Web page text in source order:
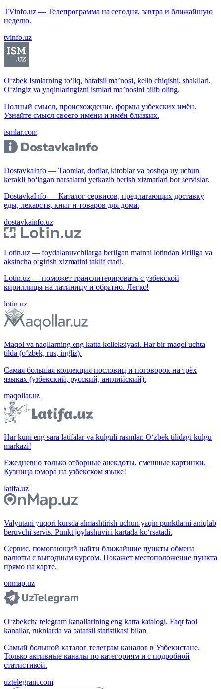
TVinfo.uz — Телепрограмма на сегодня, завтра и ближайшую
неделю.
tvinfo.uz
O‘zbek Ismlarning to‘liq, batafsil ma’nosi, kelib chiqishi, shakllari.
O‘zingiz va yaqinlaringizni ismlari ma’nosini bilib oling.
Полный смысл, происхождение, формы узбекских имён.
Узнайте смысл своего имени и имён близких.
ismlar.com
DostavkaInfo — Taomlar, dorilar, kitoblar va boshqa uy uchun
kerakli bo‘lagan narsalarni yetkazib berish xizmatlari bor servislar.
DostavkaInfo — Каталог сервисов, предлагающих доставку
еды, лекарств, книг и товаров для дома.
dostavkainfo.uz
Lotin.uz — foydalanuvchilarga berilgan matnni lotindan kirillga va
aksincha o‘girish xizmatini taklif etadi.
Lotin.uz — поможет транслитерировать с узбекской
кириллицы на латиницу и обратно. Легко!
lotin.uz
Maqol va naqllarning eng katta kolleksiyasi. Har bir maqol uchta
tilda (o‘zbek, rus, ingliz).
Самая большая коллекция пословиц и поговорок на трёх
языках (узбекский, русский, английский).
maqollar.uz
Har kuni eng sara latifalar va kulguli rasmlar. O‘zbek tilidagi kulgu
markazi!
Ежедневно только отборные анекдоты, смешные картинки.
Кузница юмора на узбекском языке!
latifa.uz
Valyutani yuqori kursda almashtirish uchun yaqin punktlarni aniqlab
beruvchi servis. Punkt joylashuvini kartada ko‘rsatadi.
Сервис, помогающий найти ближайшие пункты обмена
валюты с выгодным курсом. Покажет местоположение пункта
прямо на карте.
onmap.uz
O‘zbekcha telegram kanallarining eng katta katalogi. Faqt faol
kanallar, ruknlarda va batafsil statistikasi bilan.
Самый большой каталог телеграм каналов в Узбекистане.
Только активные каналы по категориям и с подробной
статистикой.
uztelegram.com